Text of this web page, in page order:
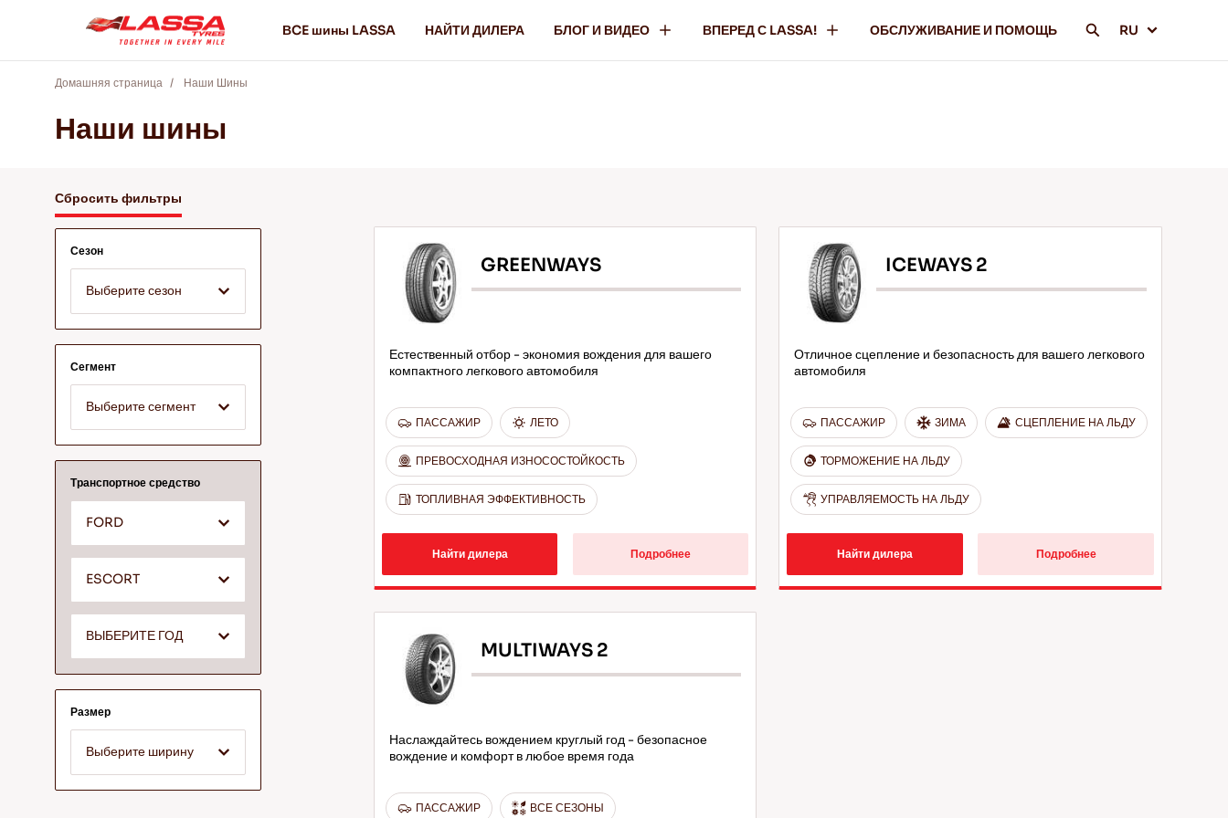
ВCE шины LASSA НАЙТИ ДИЛЕРА БЛОГ И ВИДЕО ВПЕРЕД С LASSA! ОБСЛУЖИВАНИЕ И ПОМОЩЬ RU
Домашняя страница Наши Шины
Наши шины
Сбросить фильтры
Сезон
Выберите сезон
Сегмент
Выберите сегмент
Транспортное средство
FORD
ESCORT
ВЫБЕРИТЕ ГОД
Размер
Выберите ширину
GREENWAYS
Естественный отбор - экономия вождения для вашего
компактного легкового автомобиля
ПАССАЖИР ЛЕТО
ПРЕВОСХОДНАЯ ИЗНОСОСТОЙКОСТЬ
ТОПЛИВНАЯ ЭФФЕКТИВНОСТЬ
Найти дилера Подробнее
ICEWAYS 2
Отличное сцепление и безопасность для вашего легкового
автомобиля
ПАССАЖИР ЗИМА СЦЕПЛЕНИЕ НА ЛЬДУ
ТОРМОЖЕНИЕ НА ЛЬДУ
УПРАВЛЯЕМОСТЬ НА ЛЬДУ
Найти дилера Подробнее
MULTIWAYS 2
Наслаждайтесь вождением круглый год - безопасное
вождение и комфорт в любое время года
ПАССАЖИР ВСЕ СЕЗОНЫ